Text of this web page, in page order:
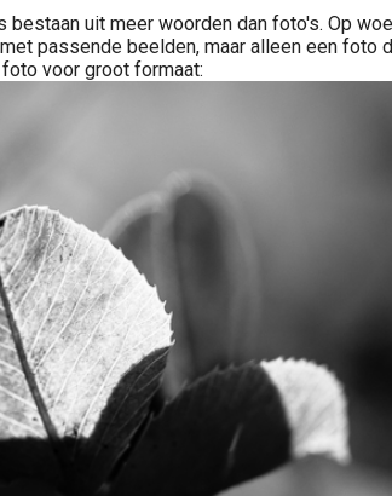
bestaan uit meer woorden dan foto's. Op
passende beelden, maar alleen een foto
voor groot formaat: